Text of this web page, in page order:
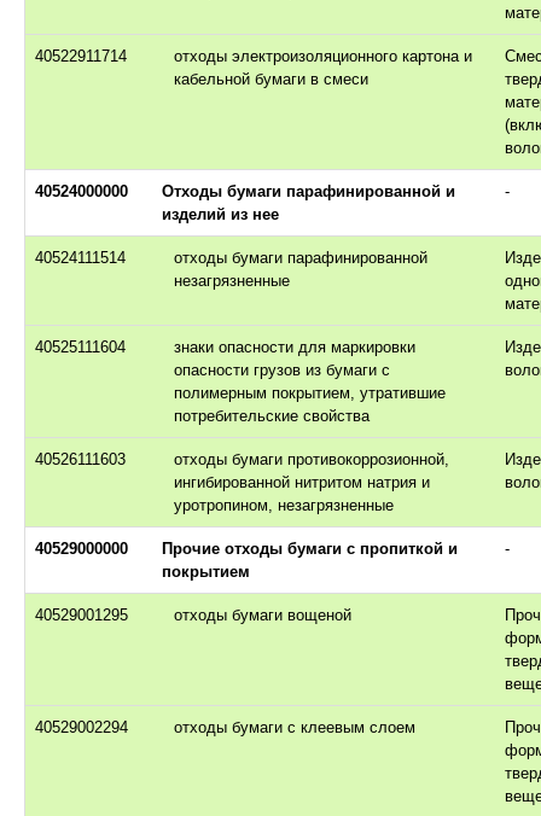
40522911714
отходы электроизоляционного картона и
кабельной бумаги в смеси
40524000000
Отходы бумаги парафинированной и
изделий из нее
-
40524111514
отходы бумаги парафинированной
незагрязненные
40525111604
знаки опасности для маркировки
опасности грузов из бумаги с
полимерным покрытием, утратившие
потребительские свойства
40526111603
отходы бумаги противокоррозионной,
ингибированной нитритом натрия и
уротропином, незагрязненные
40529000000
Прочие отходы бумаги с пропиткой и
покрытием
-
40529001295 отходы бумаги вощеной
40529002294 отходы бумаги с клеевым слоем